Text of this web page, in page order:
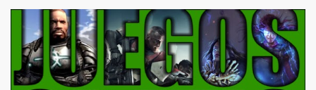
que están en Xbox y PC, que van desde skins, desbloqueo de
personajes, paquetes de armas hasta emotes, monedas virtuales y
más para diferentes títulos. Todas estas ventajas se pueden
reclamar desde la sección de Game Pass o en tu aplicación de Xbox
yendo directamente a la pestaña de Game Pass. Essential también